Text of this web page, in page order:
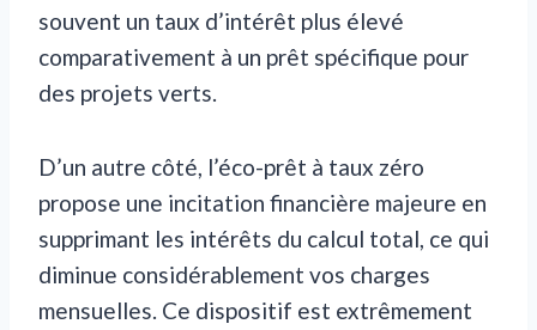
souvent un taux d’intérêt plus élevé
comparativement à un prêt spécifique pour
des projets verts.
D’un autre côté, l’éco-prêt à taux zéro
propose une incitation financière majeure en
supprimant les intérêts du calcul total, ce qui
diminue considérablement vos charges
mensuelles. Ce dispositif est extrêmement